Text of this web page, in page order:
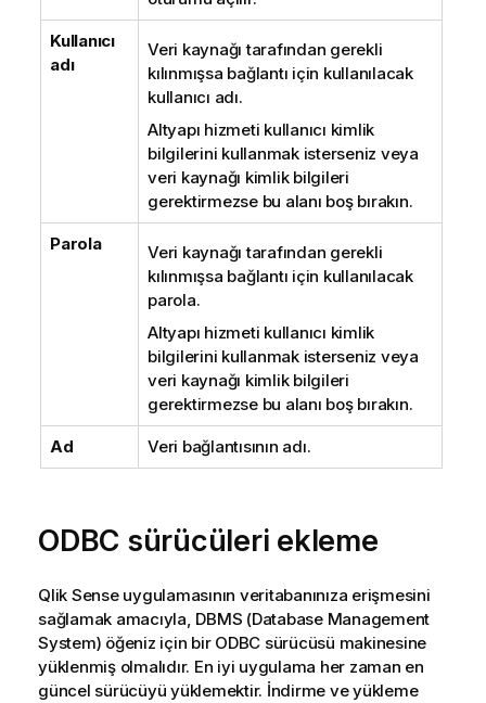
Kullanıcı
adı
Veri kaynağı tarafından gerekli
kılınmışsa bağlantı için kullanılacak
kullanıcı adı.
Altyapı hizmeti kullanıcı kimlik
bilgilerini kullanmak isterseniz veya
veri kaynağı kimlik bilgileri
gerektirmezse bu alanı boş bırakın.
Parola
Veri kaynağı tarafından gerekli
kılınmışsa bağlantı için kullanılacak
parola.
Altyapı hizmeti kullanıcı kimlik
bilgilerini kullanmak isterseniz veya
veri kaynağı kimlik bilgileri
gerektirmezse bu alanı boş bırakın.
Ad Veri bağlantısının adı.
ODBC sürücüleri ekleme
Qlik Senseuygulamasının veritabanınıza erişmesini
sağlamak amacıyla, DBMS (Database Management
System) öğeniz için bir ODBC sürücüsü makinesine
yüklenmiş olmalıdır. En iyi uygulama her zaman en
güncel sürücüyü yüklemektir. İndirme ve yükleme